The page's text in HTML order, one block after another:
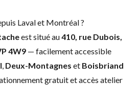
Laval et Montréal ?
est situé au410, rue Dubois,
4W9 — facilement accessible
, Deux-Montagnes et Boisbriand
gratuit et accès atelier